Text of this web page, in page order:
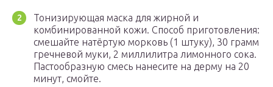
Тонизирующая маска для жирной и
комбинированной кожи. Способ приготовления:
смешайте натёртую морковь (1 штуку), 30 грамм
гречневой муки, 2 миллилитра лимонного сока.
Пастообразную смесь нанесите на дерму на 20
минут, смойте.